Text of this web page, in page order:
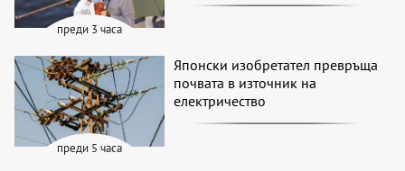
преди 3 часа
преди 5 часа
Японски изобретател превръща
почвата в източник на
електричество